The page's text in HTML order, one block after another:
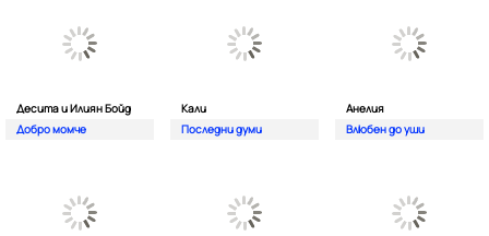
Десита и Илиян Бойд
Добро момче
Кали
Последни думи
Анелия
Влюбен до уши